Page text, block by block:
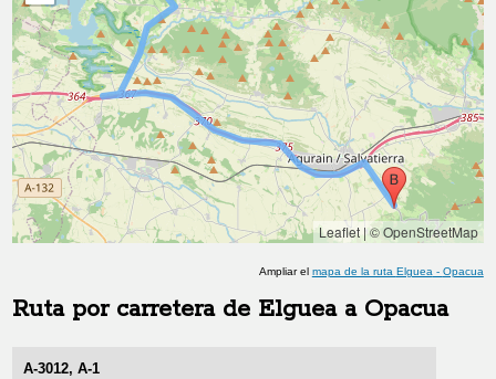
Leaflet|© OpenStreetMap
Ampliar el mapa de la ruta Elguea - Opacua
Ruta por carretera de Elgueaa Opacua
A-3012, A-1